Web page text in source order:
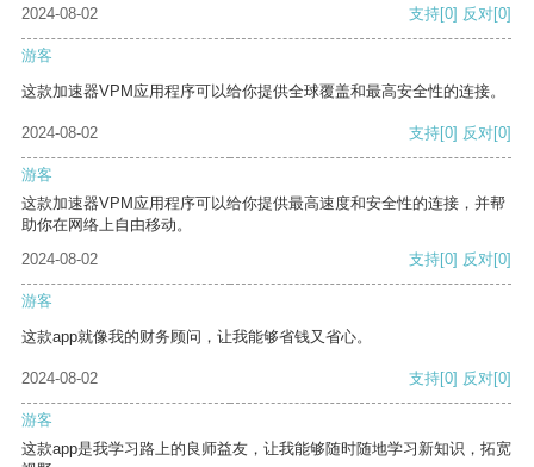
2024-08-02 支持[0] 反对[0]
游客
这款加速器VPM应用程序可以给你提供全球覆盖和最高安全性的连接。
2024-08-02 支持[0] 反对[0]
游客
这款加速器VPM应用程序可以给你提供最高速度和安全性的连接，并帮
助你在网络上自由移动。
2024-08-02
支持[0] 反对[0]
游客
这款app就像我的财务顾问，让我能够省钱又省心。
2024-08-02 支持[0] 反对[0]
游客
这款app是我学习路上的良师益友，让我能够随时随地学习新知识，拓宽